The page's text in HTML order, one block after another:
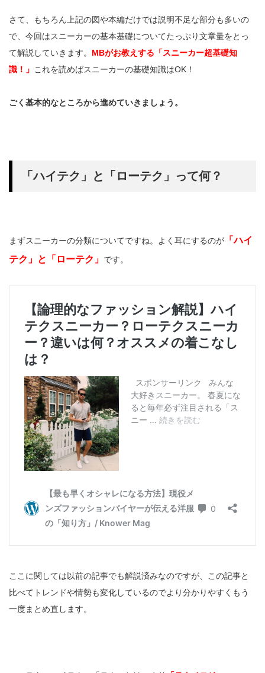
さて、もちろん上記の図や本編だけでは説明不足な部分も多いの
で、今回はスニーカーの基本基礎についてたっぷり文章量をとっ
て解説していきます。 MBがお教えする「スニーカー超基礎知
識！」 これを読めばスニーカーの基礎知識はOK！
ごく基本的なところから進めていきましょう。
「ハイテク」と「ローテク」って何？
まずスニーカーの分類についてですね。よく耳にするのが 「ハイ
テク」と「ローテク」 です。
ここに関しては以前の記事でも解説済みなのですが、この記事と
比べてトレンドや情勢も変化しているのでより分かりやすくもう
一度まとめ直します。